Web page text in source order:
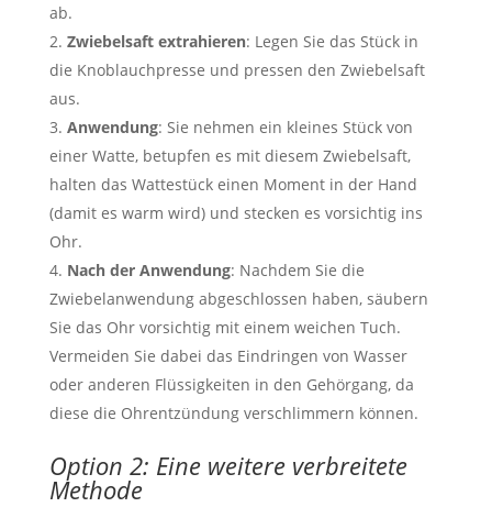
ab.
Zwiebelsaft extrahieren: Legen Sie das Stück in
die Knoblauchpresse und pressen den Zwiebelsaft
aus.
Anwendung: Sie nehmen ein kleines Stück von
einer Watte, betupfen es mit diesem Zwiebelsaft,
halten das Wattestück einen Moment in der Hand
(damit es warm wird) und stecken es vorsichtig ins
Ohr.
Nach der Anwendung: Nachdem Sie die
Zwiebelanwendung abgeschlossen haben, säubern
Sie das Ohr vorsichtig mit einem weichen Tuch.
Vermeiden Sie dabei das Eindringen von Wasser
oder anderen Flüssigkeiten in den Gehörgang, da
diese die Ohrentzündung verschlimmern können.
Option 2: Eine weitere verbreitete
Methode